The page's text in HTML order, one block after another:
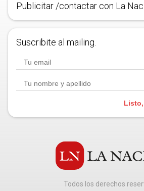
Publicitar /contactar con La
Suscribite al mailing.
Todos los derechos